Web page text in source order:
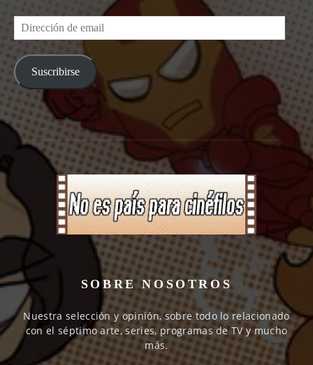
Dirección
de
email
Suscribirse
SOBRE NOSOTROS
Nuestra selección y opinión, sobre todo lo relacionado
con el séptimo arte, series, programas de TV y mucho
más.